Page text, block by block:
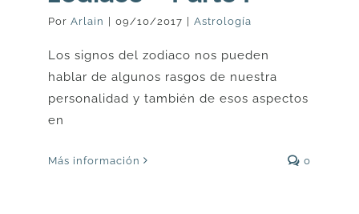
Por Arlain | 09/10/2017 | Astrología
Los signos del zodiaco nos pueden
hablar de algunos rasgos de nuestra
personalidad y también de esos aspectos
en
Más información 0